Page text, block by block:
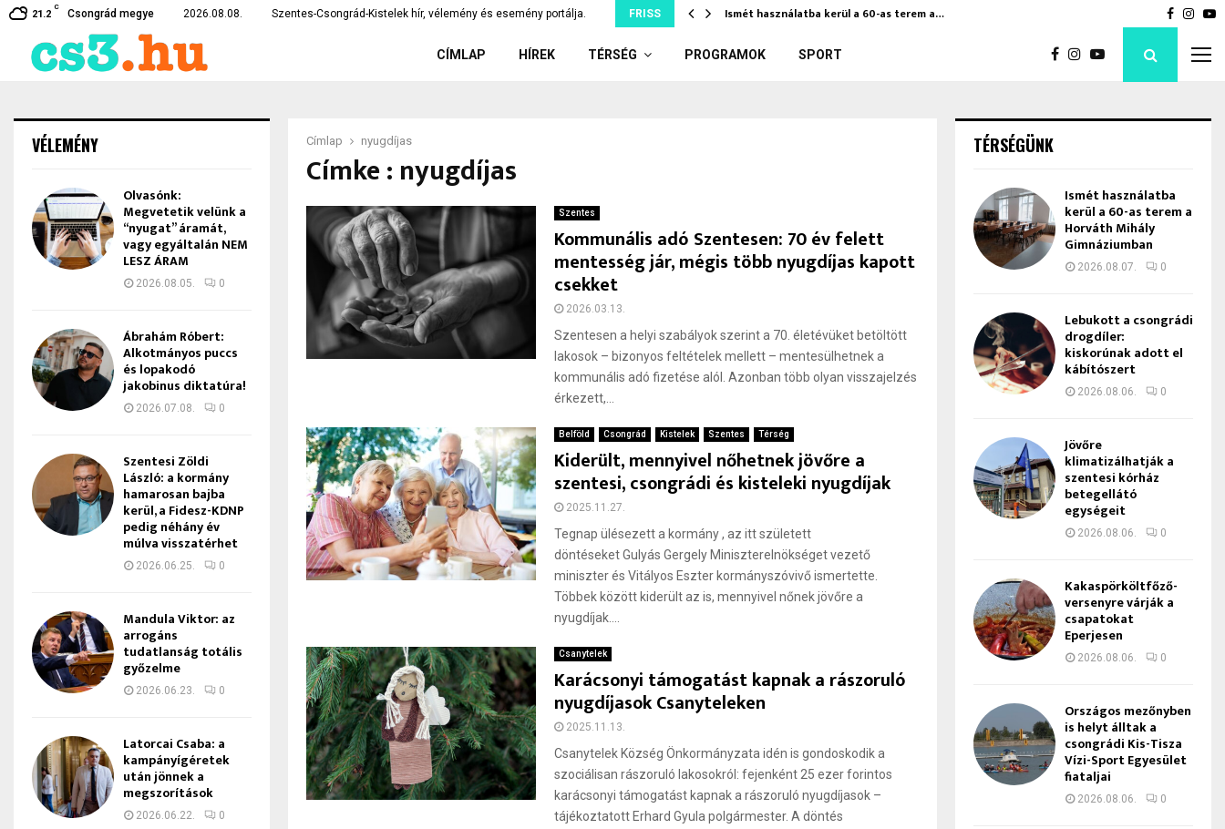
21.2
C
Csongrád megye 2026.08.08. Szentes-Csongrád-Kistelek hír, vélemény és esemény portálja. FRISS
Czirbus Gábor: Nem hagyhatjuk szó nélkül, ami… Ismét használatba kerül a 60-as terem a… Bod
CÍMLAP HÍREK TÉRSÉG PROGRAMOK SPORT
Címlap nyugdíjas
Címke : nyugdíjas
Szentes
Kommunális adó Szentesen: 70 év felett
mentesség jár, mégis több nyugdíjas kapott
csekket
2026.03.13.
Szentesen a helyi szabályok szerint a 70. életévüket betöltött
lakosok – bizonyos feltételek mellett – mentesülhetnek a
kommunális adó fizetése alól. Azonban több olyan visszajelzés
érkezett,...
Belföld Csongrád Kistelek Szentes Térség
Kiderült, mennyivel nőhetnek jövőre a
szentesi, csongrádi és kisteleki nyugdíjak
2025.11.27.
Tegnap ülésezett a kormány , az itt született
döntéseket Gulyás Gergely Miniszterelnökséget vezető
miniszter és Vitályos Eszter kormányszóvivő ismertette.
Többek között kiderült az is, mennyivel nőnek jövőre a
nyugdíjak....
Csanytelek
Karácsonyi támogatást kapnak a rászoruló
nyugdíjasok Csanyteleken
2025.11.13.
Csanytelek Község Önkormányzata idén is gondoskodik a
szociálisan rászoruló lakosokról: fejenként 25 ezer forintos
karácsonyi támogatást kapnak a rászoruló nyugdíjasok –
tájékoztatott Erhard Gyula polgármester. A döntés
VÉLEMÉNY
Olvasónk:
Megvetetik velünk a
“nyugat” áramát,
vagy egyáltalán NEM
LESZ ÁRAM
2026.08.05. 0
Ábrahám Róbert:
Alkotmányos puccs
és lopakodó
jakobinus diktatúra!
2026.07.08. 0
Szentesi Zöldi
László: a kormány
hamarosan bajba
kerül, a Fidesz-KDNP
pedig néhány év
múlva visszatérhet
2026.06.25. 0
Mandula Viktor: az
arrogáns
tudatlanság totális
győzelme
2026.06.23. 0
Latorcai Csaba: a
kampányígéretek
után jönnek a
megszorítások
2026.06.22. 0
TÉRSÉGÜNK
Ismét használatba
kerül a 60-as terem a
Horváth Mihály
Gimnáziumban
2026.08.07. 0
Lebukott a csongrádi
drogdíler:
kiskorúnak adott el
kábítószert
2026.08.06. 0
Jövőre
klimatizálhatják a
szentesi kórház
betegellátó
egységeit
2026.08.06. 0
Kakaspörköltfőző-
versenyre várják a
csapatokat
Eperjesen
2026.08.06. 0
Országos mezőnyben
is helyt álltak a
csongrádi Kis-Tisza
Vízi-Sport Egyesület
fiataljai
2026.08.06. 0